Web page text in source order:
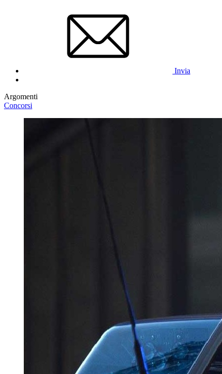
Invia
Argomenti
Concorsi